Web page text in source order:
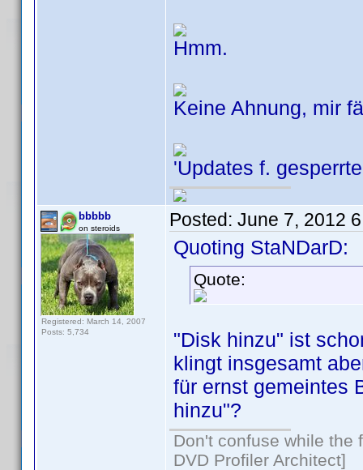
Hmm.
Keine Ahnung, mir
'Updates f.
bbbbb
on steroids
Registered: March 14, 2007
Posts: 5,734
Posted: June 7, 2012
Quoting StaNDarD:
Quote:
"Disk hinzu" ist
klingt insgesamt
für ernst gemeintes
hinzu"?
Don't confuse while the
DVD Profiler Architect]